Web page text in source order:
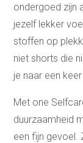
ondergoed zijn
jezelf lekker
stoffen op
niet shorts die
je naar een
Met one
duurzaamheid
een fijn gevoel.